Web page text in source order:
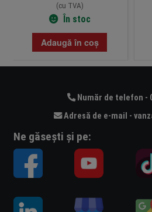
(cu TVA)
În stoc
Adaugă în coș
Număr de telefon -
Adresă de e-mail -
Ne găsești și pe: